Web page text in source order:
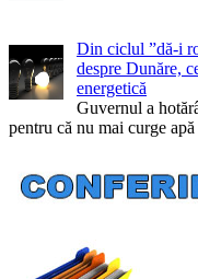
Din ciclul ”dă-i
despre Dunăre,
energetică
Guvernul a
pentru că nu mai curge